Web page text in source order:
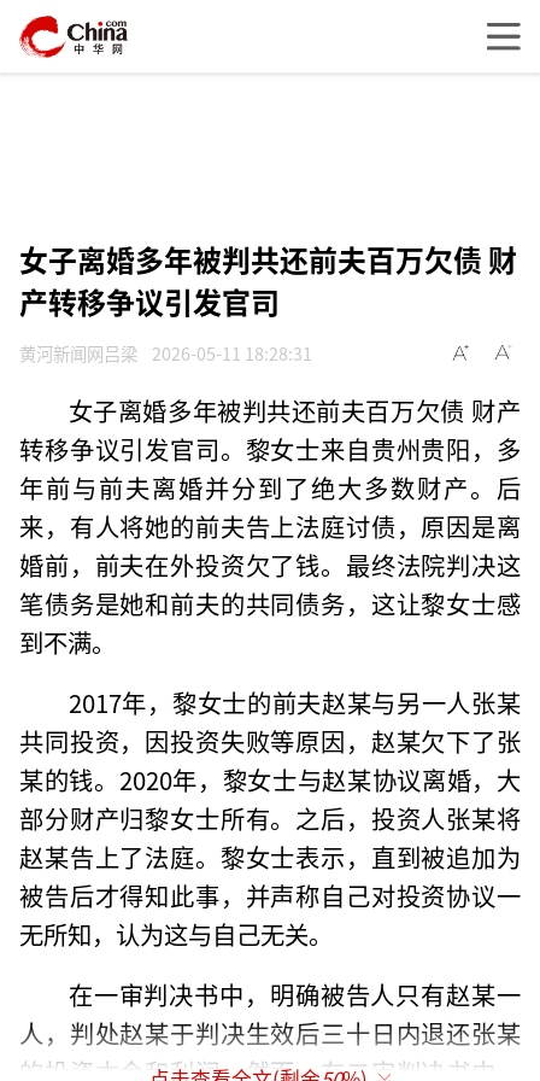
女子离婚多年被判共还前夫百万欠债 财
产转移争议引发官司
黄河新闻网吕梁 2026-05-11 18:28:31
女子离婚多年被判共还前夫百万欠债 财产
转移争议引发官司。黎女士来自贵州贵阳，多
年前与前夫离婚并分到了绝大多数财产。后
来，有人将她的前夫告上法庭讨债，原因是离
婚前，前夫在外投资欠了钱。最终法院判决这
笔债务是她和前夫的共同债务，这让黎女士感
到不满。
2017年，黎女士的前夫赵某与另一人张某
共同投资，因投资失败等原因，赵某欠下了张
某的钱。2020年，黎女士与赵某协议离婚，大
部分财产归黎女士所有。之后，投资人张某将
赵某告上了法庭。黎女士表示，直到被追加为
被告后才得知此事，并声称自己对投资协议一
无所知，认为这与自己无关。
在一审判决书中，明确被告人只有赵某一
人，判处赵某于判决生效后三十日内退还张某
的投资本金和利润。然而，在二审判决书中，